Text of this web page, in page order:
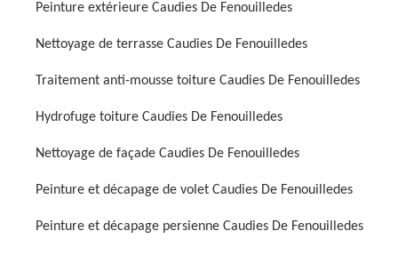
Peinture extérieure Caudies De Fenouilledes
Nettoyage de terrasse Caudies De Fenouilledes
Traitement anti-mousse toiture Caudies De Fenouilledes
Hydrofuge toiture Caudies De Fenouilledes
Nettoyage de façade Caudies De Fenouilledes
Peinture et décapage de volet Caudies De Fenouilledes
Peinture et décapage persienne Caudies De Fenouilledes